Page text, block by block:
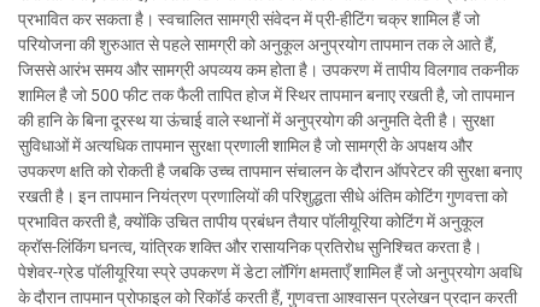
प्रभावित कर सकता है। स्वचालित सामग्री संवेदन में प्री-हीटिंग चक्र शामिल हैं जो
परियोजना की शुरुआत से पहले सामग्री को अनुकूल अनुप्रयोग तापमान तक ले आते हैं,
जिससे आरंभ समय और सामग्री अपव्यय कम होता है। उपकरण में तापीय विलगाव तकनीक
शामिल है जो 500 फीट तक फैली तापित होज में स्थिर तापमान बनाए रखती है, जो तापमान
की हानि के बिना दूरस्थ या ऊंचाई वाले स्थानों में अनुप्रयोग की अनुमति देती है। सुरक्षा
सुविधाओं में अत्यधिक तापमान सुरक्षा प्रणाली शामिल है जो सामग्री के अपक्षय और
उपकरण क्षति को रोकती है जबकि उच्च तापमान संचालन के दौरान ऑपरेटर की सुरक्षा बनाए
रखती है। इन तापमान नियंत्रण प्रणालियों की परिशुद्धता सीधे अंतिम कोटिंग गुणवत्ता को
प्रभावित करती है, क्योंकि उचित तापीय प्रबंधन तैयार पॉलीयूरिया कोटिंग में अनुकूल
क्रॉस-लिंकिंग घनत्व, यांत्रिक शक्ति और रासायनिक प्रतिरोध सुनिश्चित करता है।
पेशेवर-ग्रेड पॉलीयूरिया स्प्रे उपकरण में डेटा लॉगिंग क्षमताएँ शामिल हैं जो अनुप्रयोग अवधि
के दौरान तापमान प्रोफाइल को रिकॉर्ड करती हैं, गुणवत्ता आश्वासन प्रलेखन प्रदान करती